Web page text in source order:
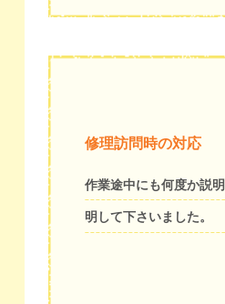
修理訪問時の対応
作業途中にも何度か説
明して下さいました。